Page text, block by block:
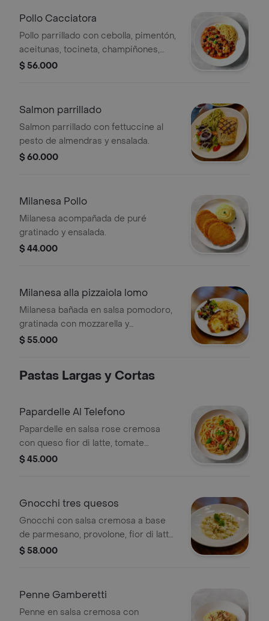
Pollo Cacciatora
Pollo parrillado con cebolla, pimentón,
aceitunas, tocineta, champiñones,
peperoncino y salsa napolitana.
$ 56.000
Salmon parrillado
Salmon parrillado con fettuccine al
pesto de almendras y ensalada.
$ 60.000
Milanesa Pollo
Milanesa acompañada de puré
gratinado y ensalada.
$ 44.000
Milanesa alla pizzaiola lomo
Milanesa bañada en salsa pomodoro,
gratinada con mozzarella y
parmigiano, acompañada de
$ 55.000
Pastas Largas y Cortas
Papardelle Al Telefono
Papardelle en salsa rose cremosa
con queso fior di latte, tomate
concasé y albahaca fresca.
$ 45.000
Gnocchi tres quesos
Gnocchi con salsa cremosa a base
de parmesano, provolone, fior di latte
y gorgonzola.
$ 58.000
Penne Gamberetti
Penne en salsa cremosa con